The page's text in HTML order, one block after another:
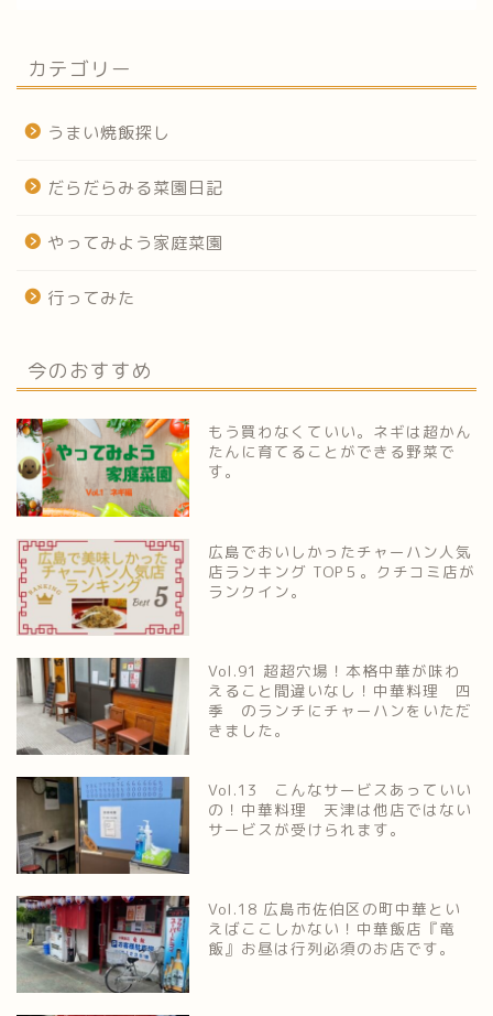
カテゴリー
うまい焼飯探し
だらだらみる菜園日記
やってみよう家庭菜園
行ってみた
今のおすすめ
もう買わなくていい。ネギは超かん
たんに育てることができる野菜で
す。
広島でおいしかったチャーハン人気
店ランキング TOP５。クチコミ店が
ランクイン。
Vol.91 超超穴場！本格中華が味わ
えること間違いなし！中華料理 四
季 のランチにチャーハンをいただ
きました。
Vol.13 こんなサービスあっていい
の！中華料理 天津は他店ではない
サービスが受けられます。
Vol.18 広島市佐伯区の町中華とい
えばここしかない！中華飯店『竜
飯』お昼は行列必須のお店です。